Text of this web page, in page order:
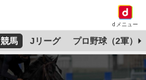
dメニュー
競馬 Jリーグ プロ野球（2軍）